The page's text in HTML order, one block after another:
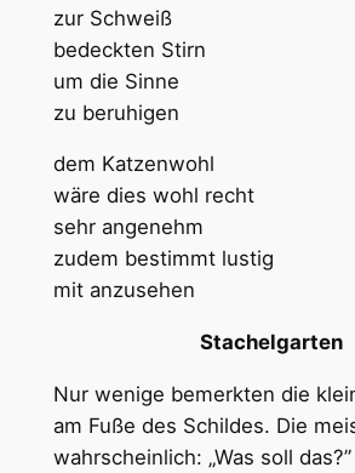
zur Schweiß
bedeckten Stirn
um die Sinne
zu beruhigen
dem Katzenwohl
wäre dies wohl recht
sehr angenehm
zudem bestimmt lustig
mit anzusehen
Stachelgarten
Nur wenige bemerkten die
am Fuße des Schildes. Die
wahrscheinlich: „Was soll